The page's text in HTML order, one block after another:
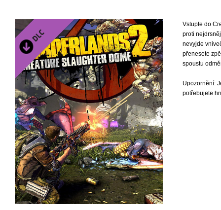
Vstupte do
proti
nevyjde
přenesete
spoustu
Upozornění:
potřebujete